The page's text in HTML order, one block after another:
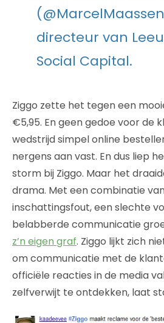
directeur van
Social Capital.
Ziggo zette het tegen een
€5,95. En geen gedoe voor de
wedstrijd simpel online
nergens aan vast. En dus liep
storm bij Ziggo. Maar het
drama. Met een combinatie
inschattingsfout, een slechte
belabberde communicatie
z’n eigen graf. Ziggo lijkt zich
om communicatie met de
officiële reacties in de media
zelfverwijt te ontdekken, laat